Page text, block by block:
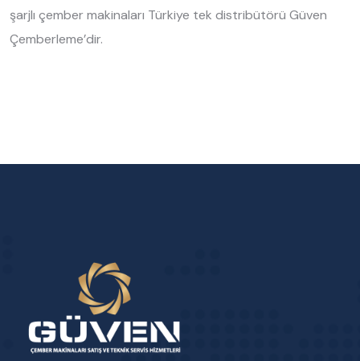
şarjlı çember makinaları Türkiye tek distribütörü Güven
Çemberleme’dir.